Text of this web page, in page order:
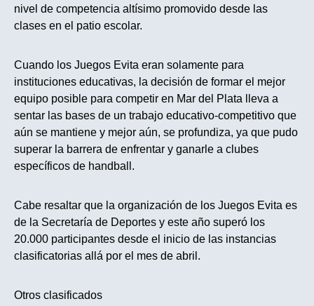
nivel de competencia altísimo promovido desde las
clases en el patio escolar.
Cuando los Juegos Evita eran solamente para
instituciones educativas, la decisión de formar el mejor
equipo posible para competir en Mar del Plata lleva a
sentar las bases de un trabajo educativo-competitivo que
aún se mantiene y mejor aún, se profundiza, ya que pudo
superar la barrera de enfrentar y ganarle a clubes
específicos de handball.
Cabe resaltar que la organización de los Juegos Evita es
de la Secretaría de Deportes y este año superó los
20.000 participantes desde el inicio de las instancias
clasificatorias allá por el mes de abril.
Otros clasificados